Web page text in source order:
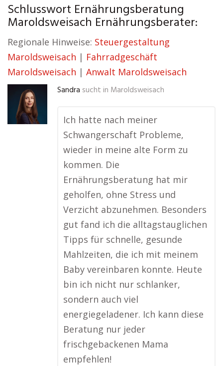
Schlusswort Ernährungsberatung
Maroldsweisach Ernährungsberater:
Regionale Hinweise: Steuergestaltung
Maroldsweisach | Fahrradgeschäft
Maroldsweisach | Anwalt Maroldsweisach
Sandra sucht in Maroldsweisach
Ich hatte nach meiner
Schwangerschaft Probleme,
wieder in meine alte Form zu
kommen. Die
Ernährungsberatung hat mir
geholfen, ohne Stress und
Verzicht abzunehmen. Besonders
gut fand ich die alltagstauglichen
Tipps für schnelle, gesunde
Mahlzeiten, die ich mit meinem
Baby vereinbaren konnte. Heute
bin ich nicht nur schlanker,
sondern auch viel
energiegeladener. Ich kann diese
Beratung nur jeder
frischgebackenen Mama
empfehlen!